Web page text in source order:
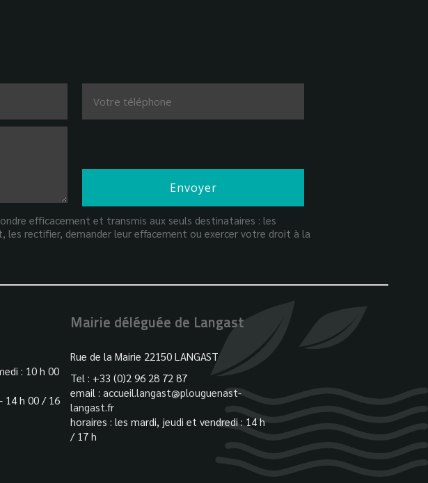
efficacement et transmis aux seuls destinataires : les
les rectifier, demander leur effacement ou exercer votre droit à la
: 10 h 00
14 h 00 / 16
Mairie déléguée de Langast
Rue de la Mairie 22150 LANGAST
Tel : +33 (0)2 96 28 72 87
email : accueil.langast@plouguenast-
langast.fr
horaires : les mardi, jeudi et vendredi : 14 h
/ 17 h